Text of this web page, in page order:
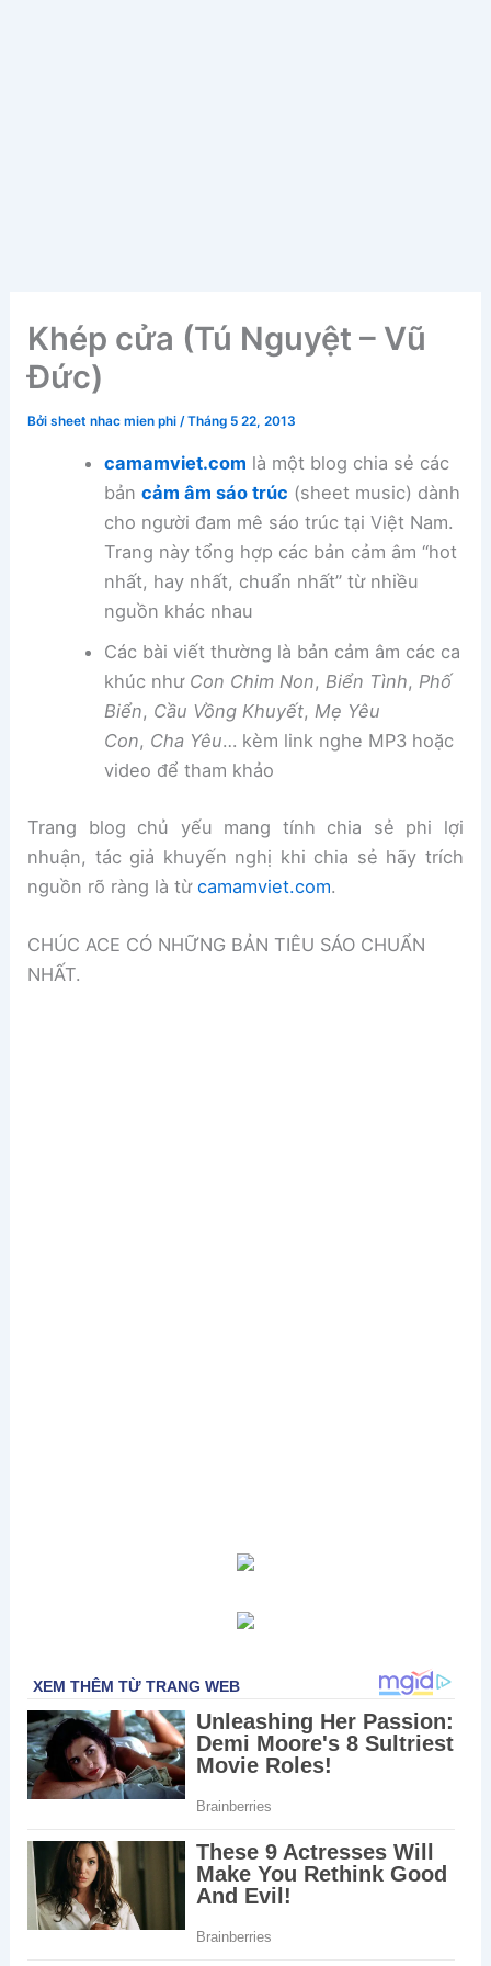
Khép cửa (Tú Nguyệt – Vũ
Đức)
Bởisheet nhac mien phi/Tháng 5 22, 2013
camamviet.com là một blog chia sẻ các
bản cảm âm sáo trúc (sheet music) dành
cho người đam mê sáo trúc tại Việt Nam.
Trang này tổng hợp các bản cảm âm “hot
nhất, hay nhất, chuẩn nhất” từ nhiều
nguồn khác nhau
Các bài viết thường là bản cảm âm các ca
khúc như Con Chim Non, Biển Tình, Phố
Biển, Cầu Vồng Khuyết, Mẹ Yêu
Con, Cha Yêu… kèm link nghe MP3 hoặc
video để tham khảo
Trang blog chủ yếu mang tính chia sẻ phi lợi
nhuận, tác giả khuyến nghị khi chia sẻ hãy trích
nguồn rõ ràng là từcamamviet.com.
CHÚC ACE CÓ NHỮNG BẢN TIÊU SÁO CHUẨN
NHẤT.